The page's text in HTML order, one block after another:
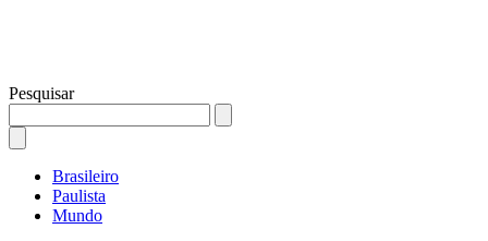
Pesquisar
Brasileiro
Paulista
Mundo